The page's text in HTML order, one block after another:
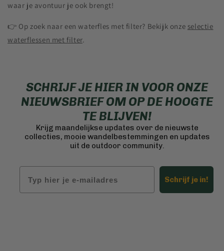
waar je avontuur je ook brengt!
👉 Op zoek naar een waterfles met filter? Bekijk onze selectie
waterflessen met filter.
SCHRIJF JE HIER IN VOOR ONZE
NIEUWSBRIEF OM OP DE HOOGTE
TE BLIJVEN!
Krijg maandelijkse updates over de nieuwste
collecties, mooie wandelbestemmingen en updates
uit de outdoor community.
Email
Schrijf je in!